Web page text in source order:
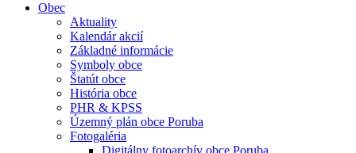
Obec
Aktuality
Kalendár akcií
Základné informácie
Symboly obce
Štatút obce
História obce
PHR & KPSS
Územný plán obce Poruba
Fotogaléria
Digitálny fotoarchív obce Poruba